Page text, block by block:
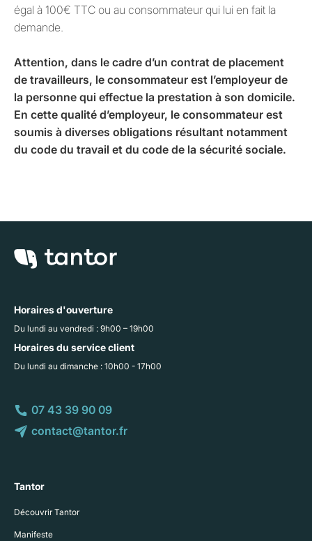
égal à 100€ TTC ou au consommateur qui lui en fait la
demande.
Attention, dans le cadre d’un contrat de placement
de travailleurs, le consommateur est l’employeur de
la personne qui effectue la prestation à son domicile.
En cette qualité d’employeur, le consommateur est
soumis à diverses obligations résultant notamment
du code du travail et du code de la sécurité sociale.
Horaires d'ouverture
Du lundi au vendredi : 9h00 – 19h00
Horaires du service client
Du lundi au dimanche : 10h00 - 17h00
07 43 39 90 09
contact@tantor.fr
Tantor
Découvrir Tantor
Manifeste